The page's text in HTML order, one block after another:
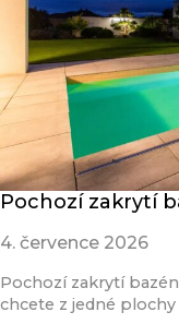
Pochozí zakrytí
4. července 2026
Pochozí zakrytí
chcete z jedné